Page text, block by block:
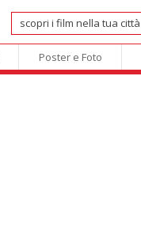
Poster e Foto